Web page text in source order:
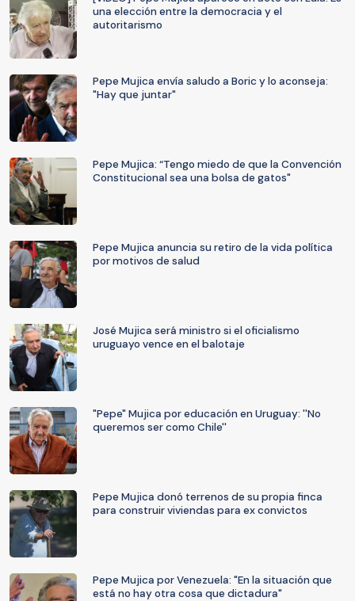
una elección entre la democracia y el
autoritarismo
Pepe Mujica envía saludo a Boric y lo aconseja:
"Hay que juntar"
Pepe Mujica: “Tengo miedo de que la Convención
Constitucional sea una bolsa de gatos"
Pepe Mujica anuncia su retiro de la vida política
por motivos de salud
José Mujica será ministro si el oficialismo
uruguayo vence en el balotaje
"Pepe" Mujica por educación en Uruguay: ''No
queremos ser como Chile''
Pepe Mujica donó terrenos de su propia finca
para construir viviendas para ex convictos
Pepe Mujica por Venezuela: "En la situación que
está no hay otra cosa que dictadura"